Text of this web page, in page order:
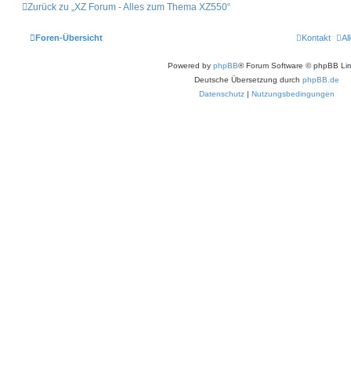
Zurück zu „XZ Forum - Alles zum Thema XZ550“
Foren-Übersicht Kontakt
Powered by phpBB® Forum Software © phpBB
Deutsche Übersetzung durch phpBB.de
Datenschutz | Nutzungsbedingungen